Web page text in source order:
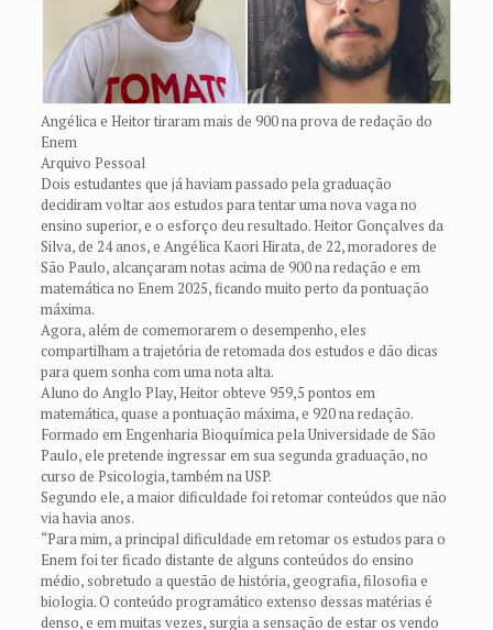
Angélica e Heitor tiraram mais de 900 na prova de redação do
Enem
Arquivo Pessoal
Dois estudantes que já haviam passado pela graduação
decidiram voltar aos estudos para tentar uma nova vaga no
ensino superior, e o esforço deu resultado. Heitor Gonçalves da
Silva, de 24 anos, e Angélica Kaori Hirata, de 22, moradores de
São Paulo, alcançaram notas acima de 900 na redação e em
matemática no Enem 2025, ficando muito perto da pontuação
máxima.
Agora, além de comemorarem o desempenho, eles
compartilham a trajetória de retomada dos estudos e dão dicas
para quem sonha com uma nota alta.
Aluno do Anglo Play, Heitor obteve 959,5 pontos em
matemática, quase a pontuação máxima, e 920 na redação.
Formado em Engenharia Bioquímica pela Universidade de São
Paulo, ele pretende ingressar em sua segunda graduação, no
curso de Psicologia, também na USP.
Segundo ele, a maior dificuldade foi retomar conteúdos que não
via havia anos.
“Para mim, a principal dificuldade em retomar os estudos para o
Enem foi ter ficado distante de alguns conteúdos do ensino
médio, sobretudo a questão de história, geografia, filosofia e
biologia. O conteúdo programático extenso dessas matérias é
denso, e em muitas vezes, surgia a sensação de estar os vendo